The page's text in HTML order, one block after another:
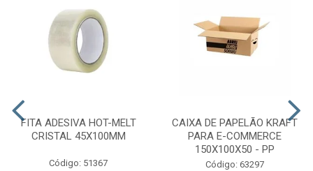
FITA ADESIVA HOT-MELT
CRISTAL 45X100MM
Código: 51367
CAIXA DE PAPELÃO KRAFT
PARA E-COMMERCE
150X100X50 - PP
Código: 63297